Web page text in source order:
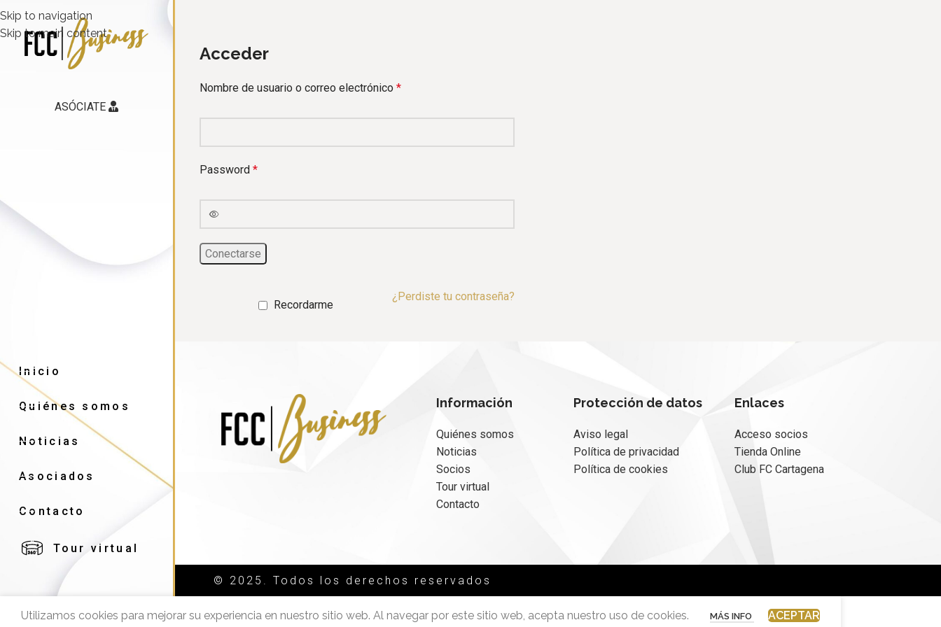
Skip to navigation
Skip to main content
ASÓCIATE
Inicio
Quiénes somos
Noticias
Asociados
Contacto
Tour virtual
Acceder
Nombre de usuario o correo electrónico *
Password *
Conectarse
¿Perdiste tu contraseña?
Recordarme
Información
Quiénes somos
Noticias
Socios
Tour virtual
Contacto
Protección de datos
Aviso legal
Política de privacidad
Política de cookies
Enlaces
Acceso socios
Tienda Online
Club FC Cartagena
© 2025. Todos los derechos reservados
Utilizamos cookies para mejorar su experiencia en nuestro sitio web. Al navegar por este sitio web, acepta nuestro uso de cookies. MÁS INFO ACEPTAR